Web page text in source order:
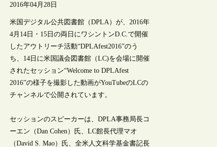
2016年04月28日
米国デジタル公共図書館（DPLA）が、2016年
4月14日・15日の両日にワシントンD.C.で開催
したアウトリーチ活動“DPLAfest2016”のう
ち、14日に米国議会図書館（LC)を会場に開催
されたセッション“Welcome to DPLAfest
2016”の様子を撮影した動画がYouTubeのLCの
チャンネルで公開されています。
セッションのスピーカーは、DPLA事務局長コ
ーエン（Dan Cohen）氏、LC館長代理マオ
（David S. Mao）氏、全米人文科学基金書記長